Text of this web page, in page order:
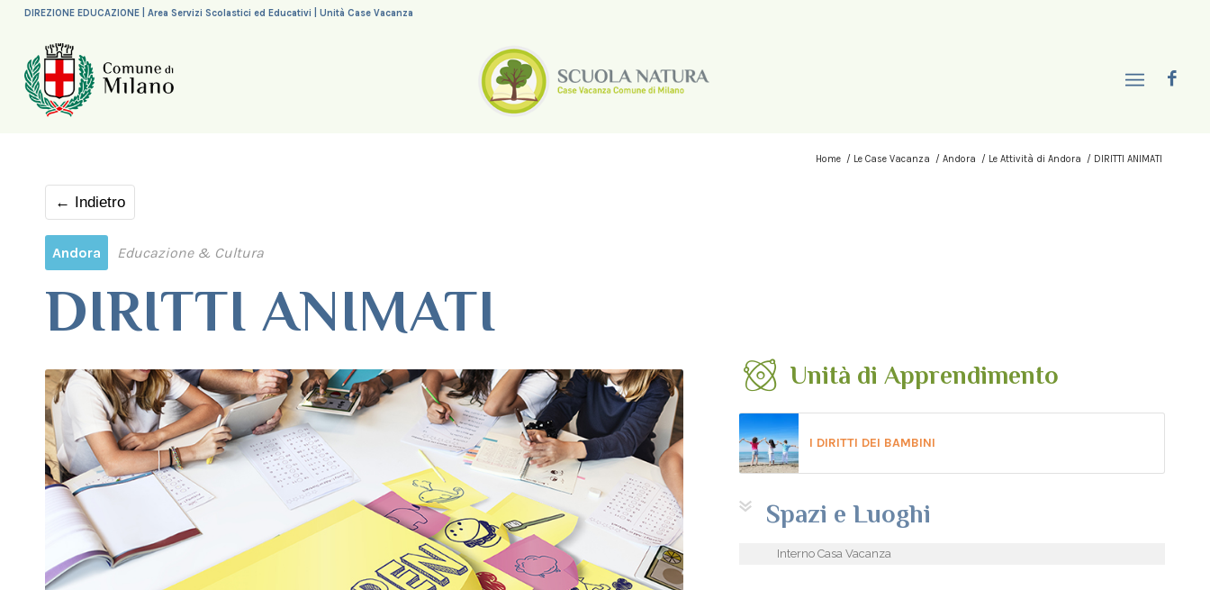
DIREZIONE EDUCAZIONE | Area Servizi Scolastici ed Educativi | Unità Case Vacanza
Home / Le Case Vacanza / Andora / Le Attività di Andora / DIRITTI ANIMATI
← Indietro
Andora Educazione & Cultura
DIRITTI ANIMATI
Unità di Apprendimento
I DIRITTI DEI BAMBINI
Spazi e Luoghi
Interno Casa Vacanza